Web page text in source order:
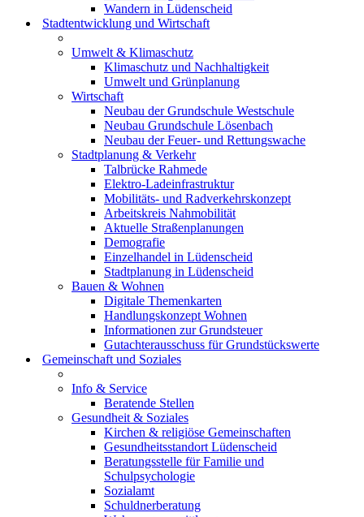
Wandern in Lüdenscheid
Stadtentwicklung und Wirtschaft
Umwelt & Klimaschutz
Klimaschutz und Nachhaltigkeit
Umwelt und Grünplanung
Wirtschaft
Neubau der Grundschule Westschule
Neubau Grundschule Lösenbach
Neubau der Feuer- und Rettungswache
Stadtplanung & Verkehr
Talbrücke Rahmede
Elektro-Ladeinfrastruktur
Mobilitäts- und Radverkehrskonzept
Arbeitskreis Nahmobilität
Aktuelle Straßenplanungen
Demografie
Einzelhandel in Lüdenscheid
Stadtplanung in Lüdenscheid
Bauen & Wohnen
Digitale Themenkarten
Handlungskonzept Wohnen
Informationen zur Grundsteuer
Gutachterausschuss für Grundstückswerte
Gemeinschaft und Soziales
Info & Service
Beratende Stellen
Gesundheit & Soziales
Kirchen & religiöse Gemeinschaften
Gesundheitsstandort Lüdenscheid
Beratungsstelle für Familie und
Schulpsychologie
Sozialamt
Schuldnerberatung